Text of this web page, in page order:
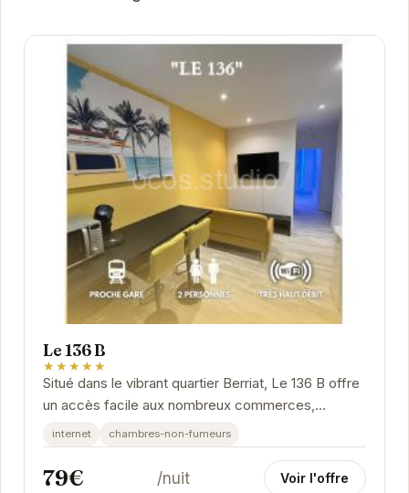
Le 136 B
★★★★★
Situé dans le vibrant quartier Berriat, Le 136 B offre
un accès facile aux nombreux commerces,
restaurants et sites culturels de Grenoble. Cet...
internet chambres-non-fumeurs
79€ /nuit Voir l'offre